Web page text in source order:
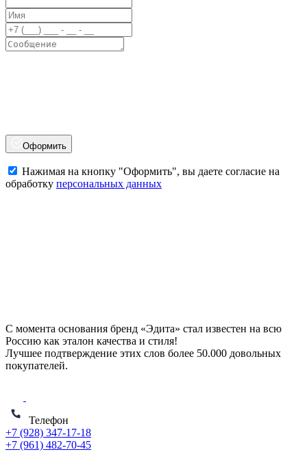
Оформить
Нажимая на кнопку "Оформить", вы даете согласие на
обработку персональных данных
С момента основания бренд «Эдита» стал известен на всю
Россию как эталон качества и стиля!
Лучшее подтверждение этих слов более 50.000 довольных
покупателей.
Телефон
+7 (928) 347-17-18
+7 (961) 482-70-45